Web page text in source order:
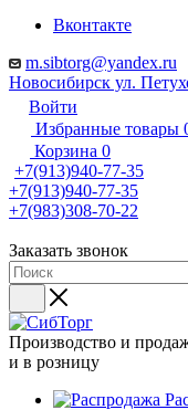
Вконтакте
m.sibtorg@yandex.ru
Новосибирск ул.
Войти
Избранные товары
Корзина 0
+7(913)940-77-35
+7(913)940-77-35
+7(983)308-70-22
Заказать звонок
Производство и
и в розницу